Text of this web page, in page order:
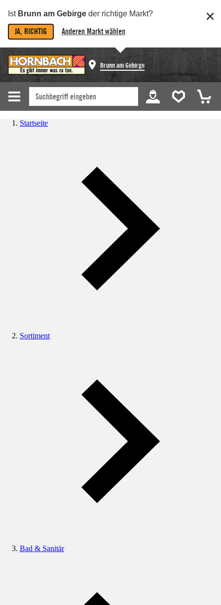
Ist Brunn am Gebirge der richtige Markt?
JA, RICHTIG Anderen Markt wählen
Brunn am Gebirge
Startseite
Sortiment
Bad & Sanitär